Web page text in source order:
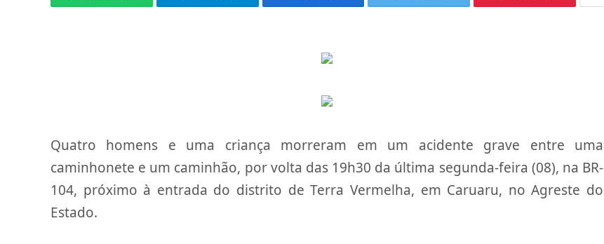
Quatro homens e uma criança morreram em um acidente grave entre uma
caminhonete e um caminhão, por volta das 19h30 da última segunda-feira (08), na BR-
104, próximo à entrada do distrito de Terra Vermelha, em Caruaru, no Agreste do
Estado.